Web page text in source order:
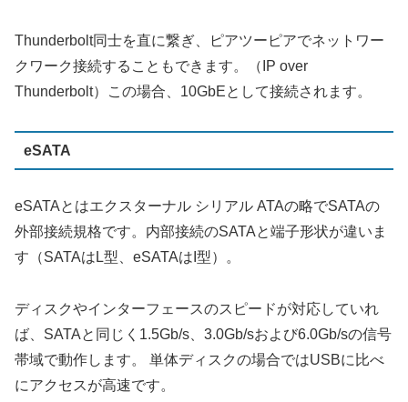
Thunderbolt同士を直に繋ぎ、ピアツーピアでネットワー
クワーク接続することもできます。（IP over
Thunderbolt）この場合、10GbEとして接続されます。
eSATA
eSATAとはエクスターナル シリアル ATAの略でSATAの
外部接続規格です。内部接続のSATAと端子形状が違いま
す（SATAはL型、eSATAはI型）。
ディスクやインターフェースのスピードが対応していれ
ば、SATAと同じく1.5Gb/s、3.0Gb/sおよび6.0Gb/sの信号
帯域で動作します。 単体ディスクの場合ではUSBに比べ
にアクセスが高速です。